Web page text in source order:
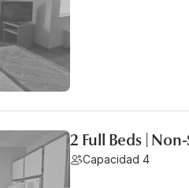
2 Full Beds |
Capacidad 4